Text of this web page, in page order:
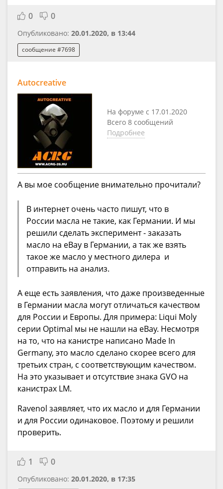
0 0
Опубликовано: 20.01.2020, в 13:44
сообщение #7698
Autocreative
На форуме с 17.01.2020
Всего 8 сообщений
Подробнее
А вы мое сообщение внимательно прочитали?
В интернет очень часто пишут, что в
России масла не такие, как Германии. И мы
решили сделать эксперимент - заказать
масло на eBay в Германии, а так же взять
такое же масло у местного дилера и
отправить на анализ.
А еще есть заявления, что даже произведенные
в Германии масла могут отличаться качеством
для России и Европы. Для примера: Liqui Moly
серии Optimal мы не нашли на eBay. Несмотря
на то, что на канистре написано Made In
Germany, это масло сделано скорее всего для
третьих стран, с соответствующим качеством.
На это указывает и отсутствие знака GVO на
канистрах LM.
Ravenol заявляет, что их масло и для Германии
и для России одинаковое. Поэтому и решили
проверить.
1 0
Опубликовано: 20.01.2020, в 17:35